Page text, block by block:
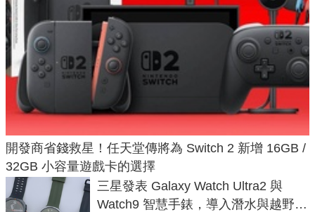
開發商省錢救星！任天堂傳將為 Switch 2 新增 16GB /
32GB 小容量遊戲卡的選擇
三星發表 Galaxy Watch Ultra2 與
Watch9 智慧手錶，導入潛水與越野跑